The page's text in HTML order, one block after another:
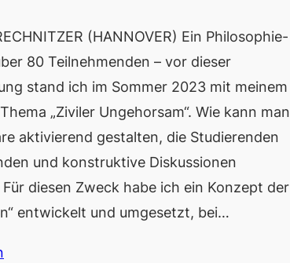
(HANNOVER) Ein Philosophie-
80 Teilnehmenden – vor dieser
stand ich im Sommer 2023 mit meinem
„Ziviler Ungehorsam“. Wie kann man
aktivierend gestalten, die Studierenden
und konstruktive Diskussionen
diesen Zweck habe ich ein Konzept der
entwickelt und umgesetzt, bei…